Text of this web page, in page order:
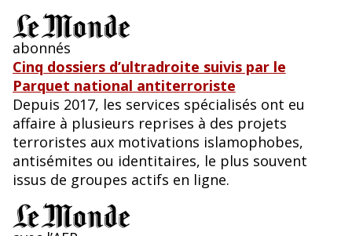
abonnés
Cinq dossiers d’ultradroite suivis par le
Parquet national antiterroriste
Depuis 2017, les services spécialisés ont eu
affaire à plusieurs reprises à des projets
terroristes aux motivations islamophobes,
antisémites ou identitaires, le plus souvent
issus de groupes actifs en ligne.